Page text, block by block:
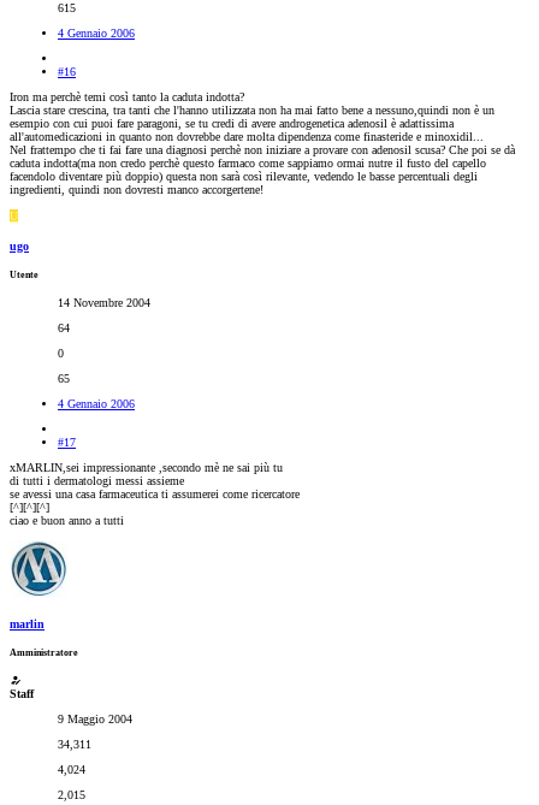
615
4 Gennaio 2006
#16
Iron ma perchè temi così tanto la caduta indotta?
Lascia stare crescina, tra tanti che l'hanno utilizzata non ha mai fatto bene a nessuno,quindi non è un
esempio con cui puoi fare paragoni, se tu credi di avere androgenetica adenosil è adattissima
all'automedicazioni in quanto non dovrebbe dare molta dipendenza come finasteride e minoxidil...
Nel frattempo che ti fai fare una diagnosi perchè non iniziare a provare con adenosil scusa? Che poi se dà
caduta indotta(ma non credo perchè questo farmaco come sappiamo ormai nutre il fusto del capello
facendolo diventare più doppio) questa non sarà così rilevante, vedendo le basse percentuali degli
ingredienti, quindi non dovresti manco accorgertene!
U
ugo
Utente
14 Novembre 2004
64
0
65
4 Gennaio 2006
#17
xMARLIN,sei impressionante ,secondo mè ne sai più tu
di tutti i dermatologi messi assieme
se avessi una casa farmaceutica ti assumerei come ricercatore
[^][^][^]
ciao e buon anno a tutti
marlin
Amministratore
Staff
9 Maggio 2004
34,311
4,024
2,015